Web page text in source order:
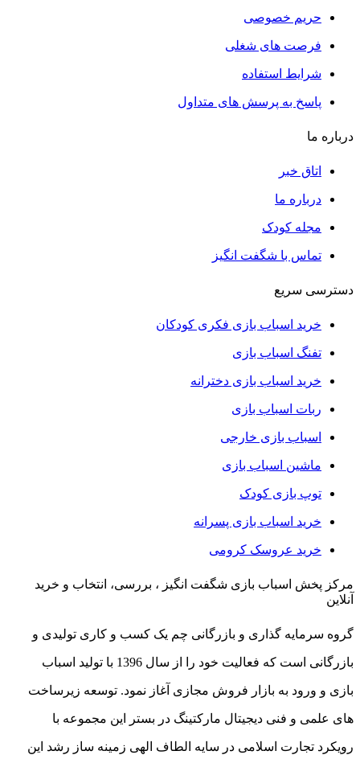
حریم خصوصی
فرصت های شغلی
شرایط استفاده
پاسخ به پرسش های متداول
درباره ما
اتاق خبر
درباره ما
مجله کودک
تماس با شگفت انگیز
دسترسی سریع
خرید اسباب بازی فکری کودکان
تفنگ اسباب بازی
خرید اسباب بازی دخترانه
ربات اسباب بازی
اسباب بازی خارجی
ماشین اسباب بازی
توپ بازی کودک
خرید اسباب بازی پسرانه
خرید عروسک کرومی
مرکز پخش اسباب بازی شگفت انگیز ، بررسی، انتخاب و خرید
آنلاین
گروه سرمایه گذاری و بازرگانی چم یک کسب و کاری تولیدی و
بازرگانی است که فعالیت خود را از سال 1396 با تولید اسباب
بازی و ورود به بازار فروش مجازی آغاز نمود. توسعه زیرساخت
های علمی و فنی دیجیتال مارکتینگ در بستر این مجموعه با
رویکرد تجارت اسلامی در سایه الطاف الهی زمینه ساز رشد این